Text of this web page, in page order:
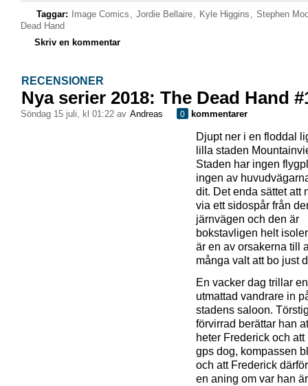
Taggar: Image Comics , Jordie Bellaire, Kyle Higgins , Stephen
Dead Hand
Skriv en kommentar
RECENSIONER
Nya serier 2018: The Dead Hand
söndag 15 juli, kl 01:22 av Andreas 0 kommentarer
Djupt ner i en floddal
lilla staden
Staden har ingen
ingen av
dit. Det enda sättet att
via ett sidospår från
järnvägen och den är
bokstavligen helt
är en av orsakerna till
många valt att bo just
En vacker dag trillar en
utmattad vandrare in
stadens saloon.
förvirrad berättar han
heter Frederick och att
gps dog, kompassen
och att Frederick
en aning om var han